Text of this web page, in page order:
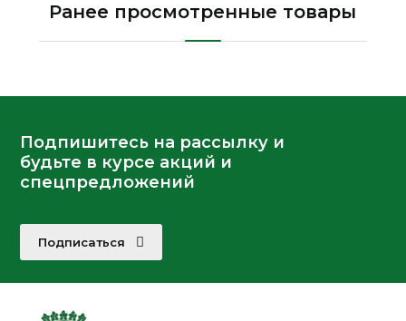
Ранее просмотренные товары
Подпишитесь на рассылку и
будьте в курсе акций и
спецпредложений
Подписаться